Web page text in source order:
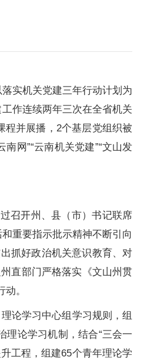
落实机关党建三年行动计划为
作连续两年三次在全省机关
程并展播，2个基层党组织被
网”“云南机关党建”“文山发
召开州、县（市）书记联席
重要指示批示精神不断引向
抓好政治机关意识教育、对
直部门严格落实《文山州贯
。
论学习中心组学习规则，组
理论学习机制，结合“三会一
工程，组建65个青年理论学